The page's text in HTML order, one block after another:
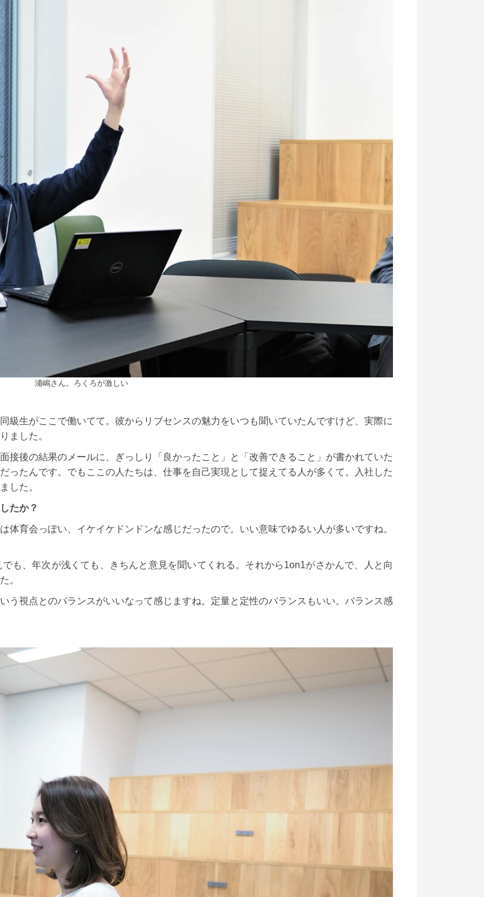
浦嶋さん。ろくろが激しい
級生がここで働いてて。彼からリブセンスの魅力をいつも聞いていたんですけど、実際に
ました。
接後の結果のメールに、ぎっしり「良かったこと」と「改善できること」が書かれていた
ったんです。でもここの人たちは、仕事を自己実現として捉えてる人が多くて。入社した
した。
たか？
体育会っぽい、イケイケドンドンな感じだったので。いい意味でゆるい人が多いですね。
も、年次が浅くても、きちんと意見を聞いてくれる。それから1on1がさかんで、人と向
。
う視点とのバランスがいいなって感じますね。定量と定性のバランスもいい。バランス感